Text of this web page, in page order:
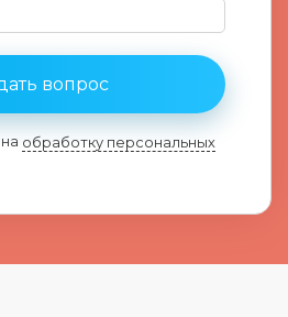
вопрос
обработку персональных